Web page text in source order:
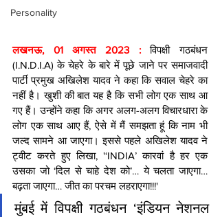
Personality
लखनऊ, 01 अगस्त 2023 : विपक्षी गठबंधन
(I.N.D.I.A) के चेहरे के बारे में पूछे जाने पर समाजवादी
पार्टी प्रमुख अखिलेश यादव ने कहा कि सवाल चेहरे का
नहीं है। खुशी की बात यह है कि सभी लोग एक साथ आ
गए हैं। उन्होंने कहा कि अगर अलग-अलग विचारधारा के
लोग एक साथ आए हैं, ऐसे में मैं समझता हूं कि नाम भी
जल्द सामने आ जाएगा। इससे पहले अखिलेश यादव ने
ट्वीट करते हुए लिखा, '‘INDIA’ कारवां है हर एक
उसका जो ‘दिल से चाहे देश को’… ये चलता जाएगा…
बढ़ता जाएगा… जीत का परचम लहराएगा!!!'
मुंबई में विपक्षी गठबंधन ‘इंडियन नेशनल